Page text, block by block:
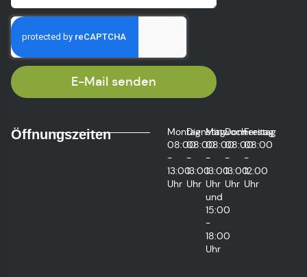
E-Mail senden
Öffnungszeiten
Montag
08:00
-
13:00
Uhr
Dienstag
08:00
-
13:00
Uhr
Mittwoch
08:00
-
13:00
Uhr
und
15:00
-
18:00
Uhr
Donnerstag
08:00
-
13:00
Uhr
Freitag
08:00
-
12:00
Uhr